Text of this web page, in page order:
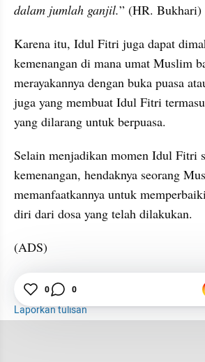
dalam jumlah ganjil.” (HR. Bukhari)
Karena itu, Idul Fitri juga dapat
kemenangan di mana umat Muslim
merayakannya dengan buka puasa
juga yang membuat Idul Fitri
yang dilarang untuk berpuasa.
Selain menjadikan momen Idul Fitri
kemenangan, hendaknya seorang
memanfaatkannya untuk
diri dari dosa yang telah dilakukan.
(ADS)
Idul Fitri
Laporkan tulisan
0 0